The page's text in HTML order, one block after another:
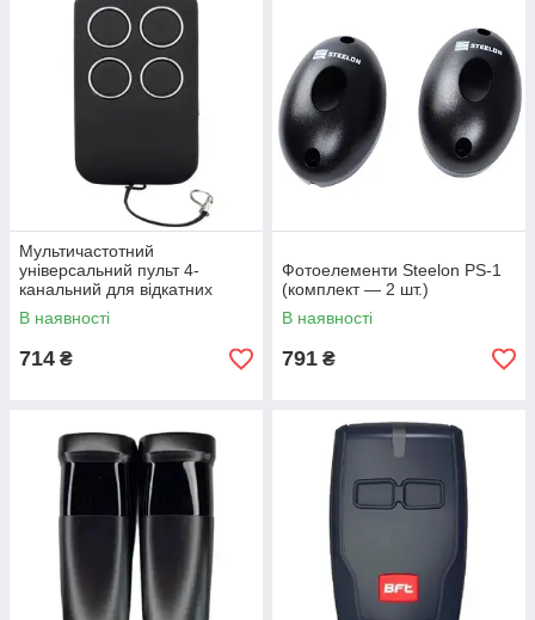
Мультичастотний
універсальний пульт 4-
канальний для відкатних
воріт
В наявності
714 ₴
Фотоелементи Steelon PS-1
(комплект — 2 шт.)
В наявності
791 ₴